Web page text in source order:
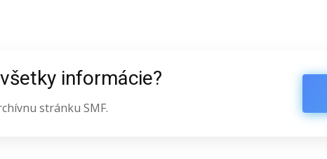
informácie?
stránku SMF.